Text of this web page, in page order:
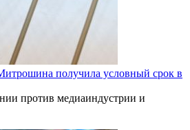
получила условный срок в
против медиаиндустрии и